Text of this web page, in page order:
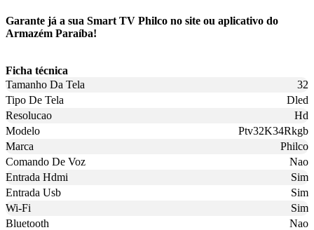
Garante já a sua Smart TV Philco no site ou aplicativo do
Armazém Paraíba!
Ficha técnica
Tamanho Da Tela
32
Tipo De Tela
Dled
Resolucao
Hd
Modelo
Ptv32K34Rkgb
Marca
Philco
Comando De Voz
Nao
Entrada Hdmi
Sim
Entrada Usb
Sim
Wi-Fi
Sim
Bluetooth
Nao